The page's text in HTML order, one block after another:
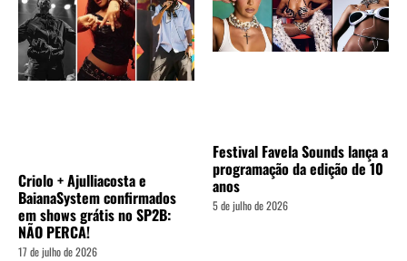
Criolo + Ajulliacosta e
BaianaSystem confirmados
em shows grátis no SP2B:
NÃO PERCA!
17 de julho de 2026
Festival Favela Sounds lança a
programação da edição de 10
anos
5 de julho de 2026